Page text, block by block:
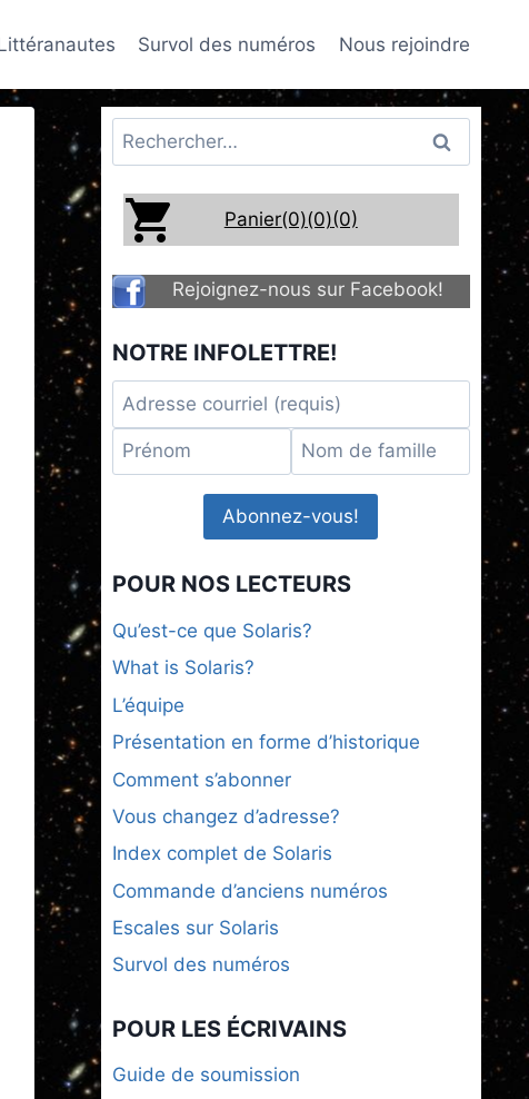
Survol des numéros Nous rejoindre
Rechercher :
Panier(0)(0)(0)
Rejoignez-nous sur Facebook!
NOTRE INFOLETTRE!
POUR NOS LECTEURS
Qu’est-ce que Solaris?
What is Solaris?
L’équipe
Présentation en forme d’historique
Comment s’abonner
Vous changez d’adresse?
Index complet de Solaris
Commande d’anciens numéros
Escales sur Solaris
Survol des numéros
POUR LES ÉCRIVAINS
Guide de soumission